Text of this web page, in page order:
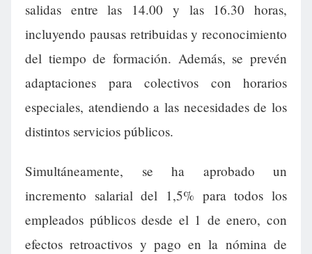
salidas entre las 14.00 y las 16.30 horas,
incluyendo pausas retribuidas y reconocimiento
del tiempo de formación. Además, se prevén
adaptaciones para colectivos con horarios
especiales, atendiendo a las necesidades de los
distintos servicios públicos.
Simultáneamente, se ha aprobado un
incremento salarial del 1,5% para todos los
empleados públicos desde el 1 de enero, con
efectos retroactivos y pago en la nómina de